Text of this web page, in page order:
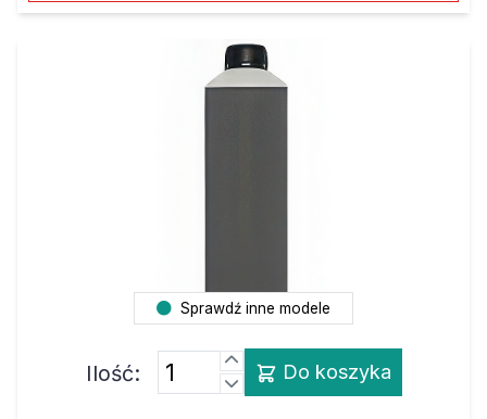
Sprawdź inne modele
Ilość: Do koszyka